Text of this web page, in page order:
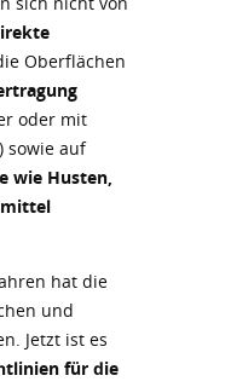
Oberflächen
oder mit
sowie auf
wie Husten,
hat die
und
Jetzt ist es
für die